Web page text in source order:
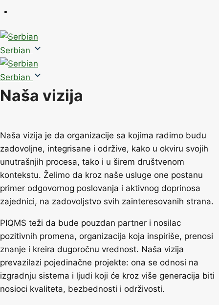
Serbian
Serbian
Naša vizija
Naša vizija je da organizacije sa kojima radimo budu
zadovoljne, integrisane i održive, kako u okviru svojih
unutrašnjih procesa, tako i u širem društvenom
kontekstu. Želimo da kroz naše usluge one postanu
primer odgovornog poslovanja i aktivnog doprinosa
zajednici, na zadovoljstvo svih zainteresovanih strana.
PIQMS teži da bude pouzdan partner i nosilac
pozitivnih promena, organizacija koja inspiriše, prenosi
znanje i kreira dugoročnu vrednost. Naša vizija
prevazilazi pojedinačne projekte: ona se odnosi na
izgradnju sistema i ljudi koji će kroz više generacija biti
nosioci kvaliteta, bezbednosti i održivosti.